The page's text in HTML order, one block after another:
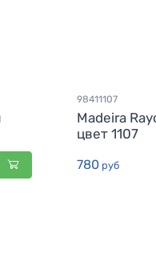
98411107
Madeira
цвет 1107
780 руб